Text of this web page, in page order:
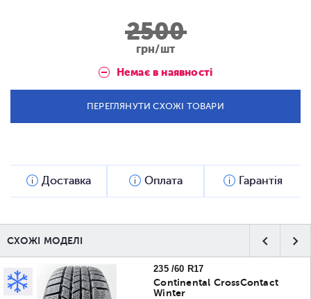
2500
грн/шт
Немає в наявності
ПЕРЕГЛЯНУТИ СХОЖІ ТОВАРИ
Доставка Оплата Гарантія
СХОЖІ МОДЕЛІ
235 /60 R17
Continental CrossContact
Winter